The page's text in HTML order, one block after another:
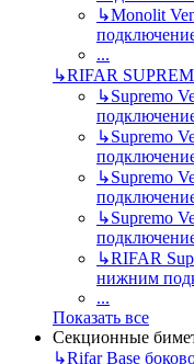
↳Monolit
...
↳RIFAR
↳Supremo
↳Supremo
↳Supremo
↳Supremo
↳RIFAR
нижним
...
Показать все
Секционные
↳Rifar Base